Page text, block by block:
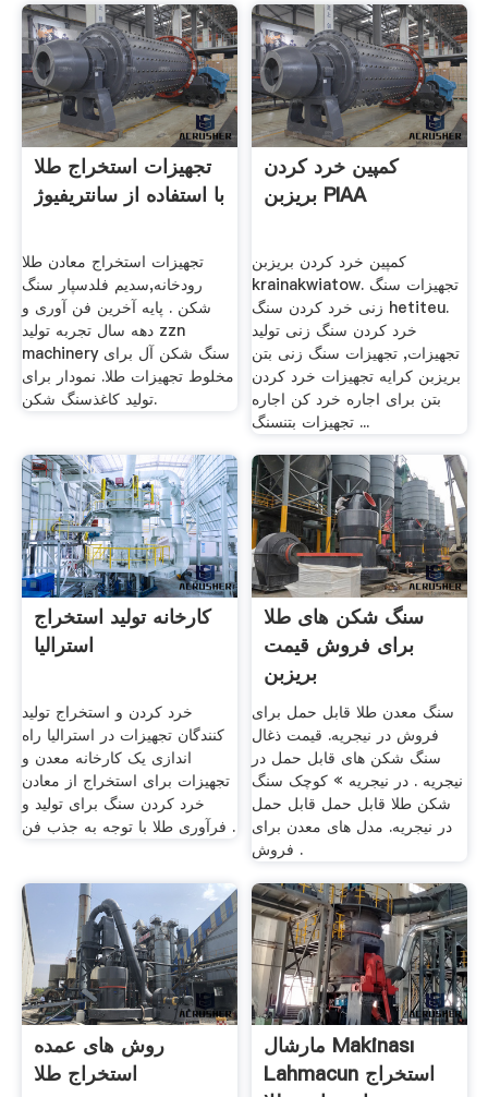
تجهیزات استخراج طلا
با استفاده از سانتریفیوژ
تجهیزات استخراج معادن طلا
رودخانه,سدیم فلدسپار سنگ
شکن . پایه آخرین فن آوری و
دهه سال تجربه تولید zzn
machinery سنگ شکن آل برای
مخلوط تجهیزات طلا. نمودار برای
تولید کاغذسنگ شکن.
کمپین خرد کردن
بریزبن PIAA
کمپین خرد کردن بریزبن
krainakwiatow. تجهیزات سنگ
زنی خرد کردن سنگ hetiteu.
خرد کردن سنگ زنی تولید
تجهیزات, تجهیزات سنگ زنی بتن
بریزبن کرایه تجهیزات خرد کردن
بتن برای اجاره خرد کن اجاره
تجهیزات بتنسنگ ...
کارخانه تولید استخراج
استرالیا
خرد کردن و استخراج تولید
کنندگان تجهیزات در استرالیا راه
اندازی یک کارخانه معدن و
تجهیزات برای استخراج از معادن
خرد کردن سنگ برای تولید و
فرآوری طلا با توجه به جذب فن .
سنگ شکن های طلا
برای فروش قیمت
بریزبن
سنگ معدن طلا قابل حمل برای
فروش در نیجریه. قیمت ذغال
سنگ شکن های قابل حمل در
نیجریه . در نیجریه » کوچک سنگ
شکن طلا قابل حمل قابل حمل
در نیجریه. مدل های معدن برای
فروش .
روش های عمده
استخراج طلا
مارشال Makinası
Lahmacun استخراج